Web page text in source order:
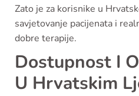
Zato je za korisnike u
savjetovanje pacijenata i
dobre terapije.
Dostupnost I
U Hrvatskim